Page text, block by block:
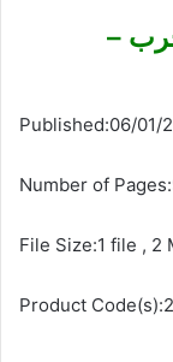
–
Published:06/01/
Number of
File Size:1 file , 2
Product